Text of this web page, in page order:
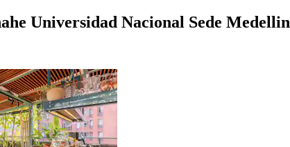
Universidad Nacional Sede Medellin